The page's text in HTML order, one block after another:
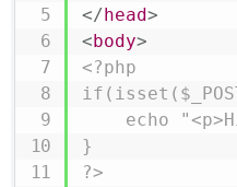
</head>
<body>
<?php
}
?>